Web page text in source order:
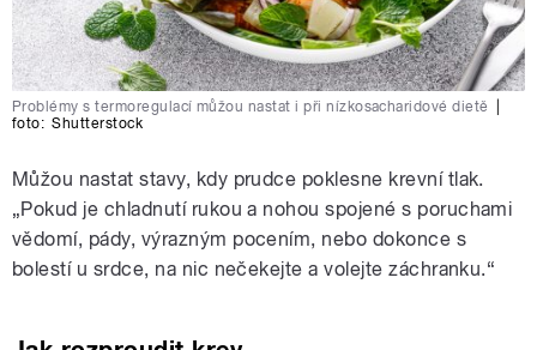
Problémy s termoregulací můžou nastat i při nízkosacharidové dietě
foto: Shutterstock
Můžou nastat stavy, kdy prudce poklesne krevní tlak.
„Pokud je chladnutí rukou a nohou spojené s poruchami
vědomí, pády, výrazným pocením, nebo dokonce s
bolestí u srdce, na nic nečekejte a volejte záchranku.“